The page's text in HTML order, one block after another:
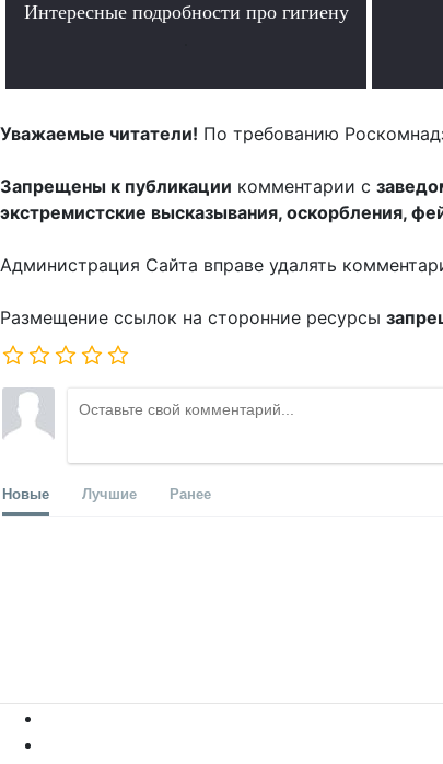
Интересные подробности про гигиену
Уважаемые читатели! По требованию
Запрещены к публикации комментарии с
экстремистские высказывания, оскорбления,
Администрация Сайта вправе удалять
Размещение ссылок на сторонние ресурсы
Новые Лучшие Ранее